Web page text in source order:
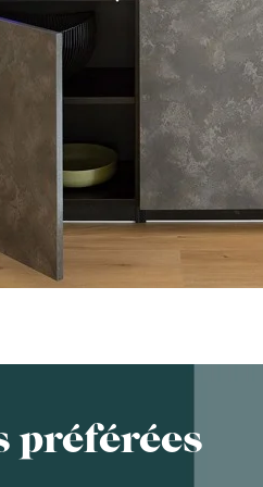
préférées